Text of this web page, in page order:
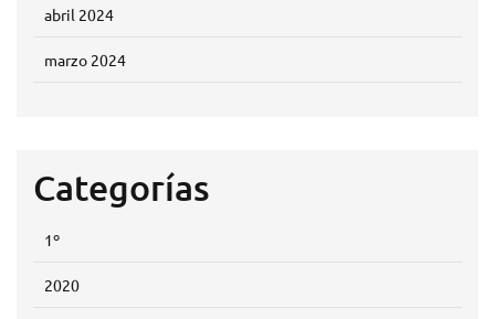
abril 2024
marzo 2024
Categorías
1º
2020